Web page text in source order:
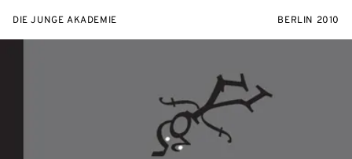
DIE JUNGE AKADEMIE BERLIN 2010